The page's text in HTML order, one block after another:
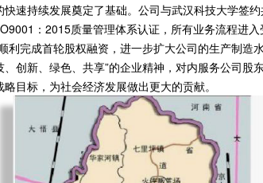
快速持续发展奠定了基础。公司与武汉科技大学签
：2015质量管理体系认证，所有业务流程进
顺利完成首轮股权融资，进一步扩大公司的生产制造
、创新、绿色、共享”的企业精神，对内服务公司
目标，为社会经济发展做出更大的贡献。